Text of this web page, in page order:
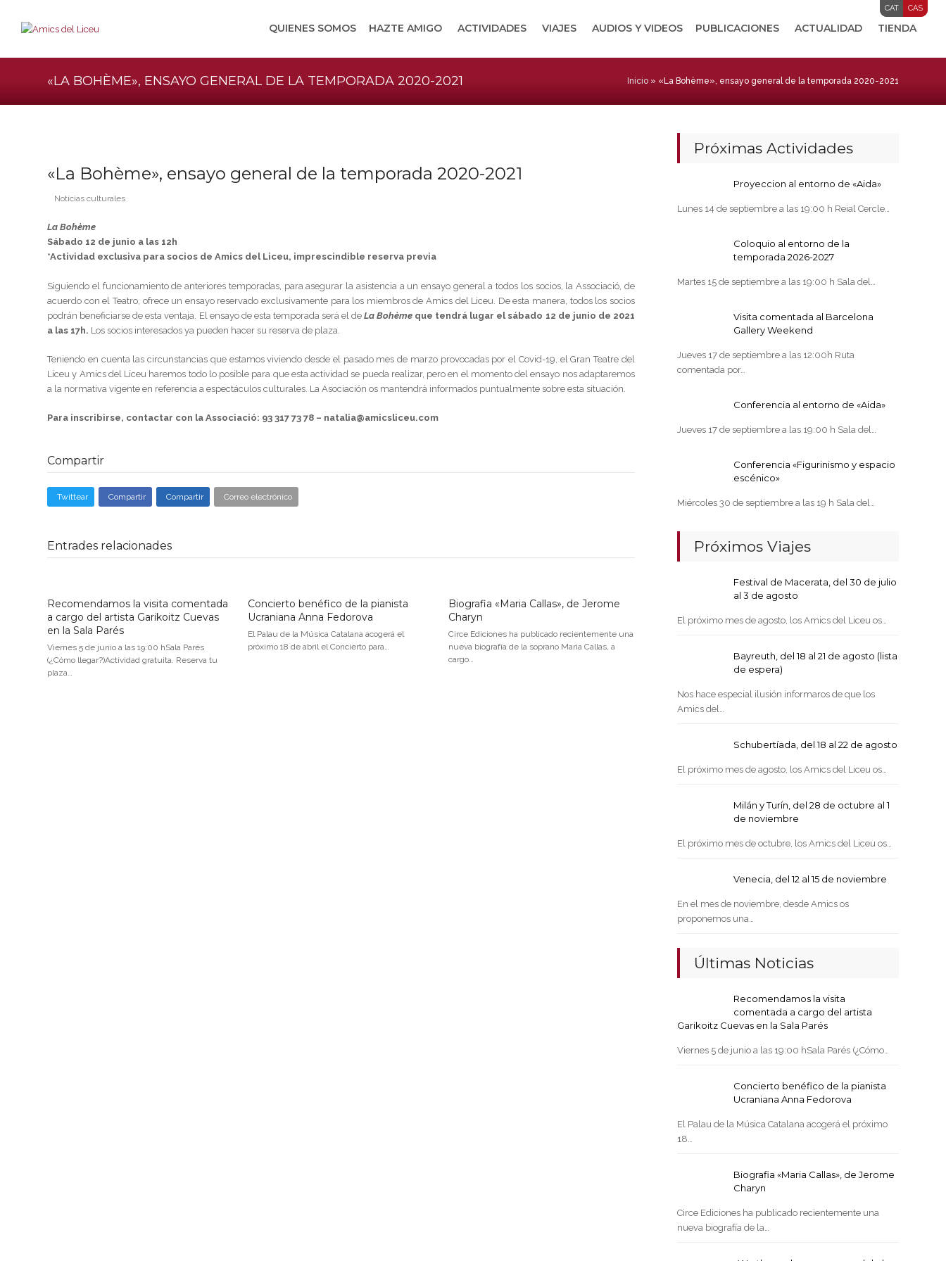
CAT CAS
QUIENES SOMOS HAZTE AMIGO ACTIVIDADES VIAJES AUDIOS Y VIDEOS PUBLICACIONES ACTUALIDAD TIENDA
«LA BOHÈME», ENSAYO GENERAL DE LA TEMPORADA 2020-2021 Inicio» «La Bohème», ensayo general de la temporada 2020-2021
«La Bohème», ensayo general de la temporada 2020-2021
Notícias culturales
La Bohème
Sábado 12 de junio a las 12h
*Actividad exclusiva para socios de Amics del Liceu, imprescindible reserva previa
Siguiendo el funcionamiento de anteriores temporadas, para asegurar la asistencia a un ensayo general a todos los socios, la Associació, de
acuerdo con el Teatro, ofrece un ensayo reservado exclusivamente para los miembros de Amics del Liceu. De esta manera, todos los socios
podrán beneficiarse de esta ventaja. El ensayo de esta temporada será el deLa Bohème que tendrá lugar el sábado 12 de junio de 2021
a las 17h. Los socios interesados ya pueden hacer su reserva de plaza.
Teniendo en cuenta las circunstancias que estamos viviendo desde el pasado mes de marzo provocadas por el Covid-19, el Gran Teatre del
Liceu y Amics del Liceu haremos todo lo posible para que esta actividad se pueda realizar, pero en el momento del ensayo nos adaptaremos
a la normativa vigente en referencia a espectáculos culturales. La Asociación os mantendrá informados puntualmente sobre esta situación.
Para inscribirse, contactar con la Associació: 93 317 73 78 – natalia@amicsliceu.com
Compartir
Twittear Compartir Compartir Correo electrónico
Entrades relacionades
Recomendamos la visita comentada
a cargo del artista Garikoitz Cuevas
en la Sala Parés
Viernes 5 de junio a las 19:00 hSala Parés
(¿Cómo llegar?)Actividad gratuita. Reserva tu
plaza…
Concierto benéfico de la pianista
Ucraniana Anna Fedorova
El Palau de la Música Catalana acogerá el
próximo 18 de abril el Concierto para…
Biografia «Maria Callas», de Jerome
Charyn
Circe Ediciones ha publicado recientemente una
nueva biografía de la soprano Maria Callas, a
cargo…
Próximas Actividades
Proyeccion al entorno de «Aida»
Lunes 14 de septiembre a las 19:00 h Reial Cercle…
Coloquio al entorno de la
temporada 2026-2027
Martes 15 de septiembre a las 19:00 h Sala del…
Visita comentada al Barcelona
Gallery Weekend
Jueves 17 de septiembre a las 12:00h Ruta
comentada por…
Conferencia al entorno de «Aida»
Jueves 17 de septiembre a las 19:00 h Sala del…
Conferencia «Figurinismo y espacio
escénico»
Miércoles 30 de septiembre a las 19 h Sala del…
Próximos Viajes
Festival de Macerata, del 30 de julio
al 3 de agosto
El próximo mes de agosto, los Amics del Liceu os…
Bayreuth, del 18 al 21 de agosto (lista
de espera)
Nos hace especial ilusión informaros de que los
Amics del…
Schubertíada, del 18 al 22 de agosto
El próximo mes de agosto, los Amics del Liceu os…
Milán y Turín, del 28 de octubre al 1
de noviembre
El próximo mes de octubre, los Amics del Liceu os…
Venecia, del 12 al 15 de noviembre
En el mes de noviembre, desde Amics os
proponemos una…
Últimas Noticias
Recomendamos la visita
comentada a cargo del artista
Garikoitz Cuevas en la Sala Parés
Viernes 5 de junio a las 19:00 hSala Parés (¿Cómo…
Concierto benéfico de la pianista
Ucraniana Anna Fedorova
El Palau de la Música Catalana acogerá el próximo
18…
Biografia «Maria Callas», de Jerome
Charyn
Circe Ediciones ha publicado recientemente una
nueva biografía de la…